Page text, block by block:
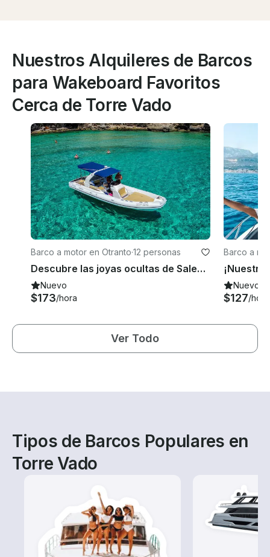
Nuestros Alquileres de Barcos
para Wakeboard Favoritos
Cerca de Torre Vado
Barco a motor en Otranto·12 personas
Descubre las joyas ocultas de Salento con Skippered Boat Stilmar 28 RIB
Nuevo
$173/hora
Barco a
Nuevo
$127/hora
Ver Todo
Tipos de Barcos Populares en
Torre Vado